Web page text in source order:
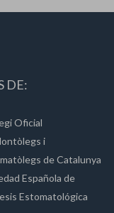
DE:
Oficial
i
de Catalunya
Española de
Estomatológica